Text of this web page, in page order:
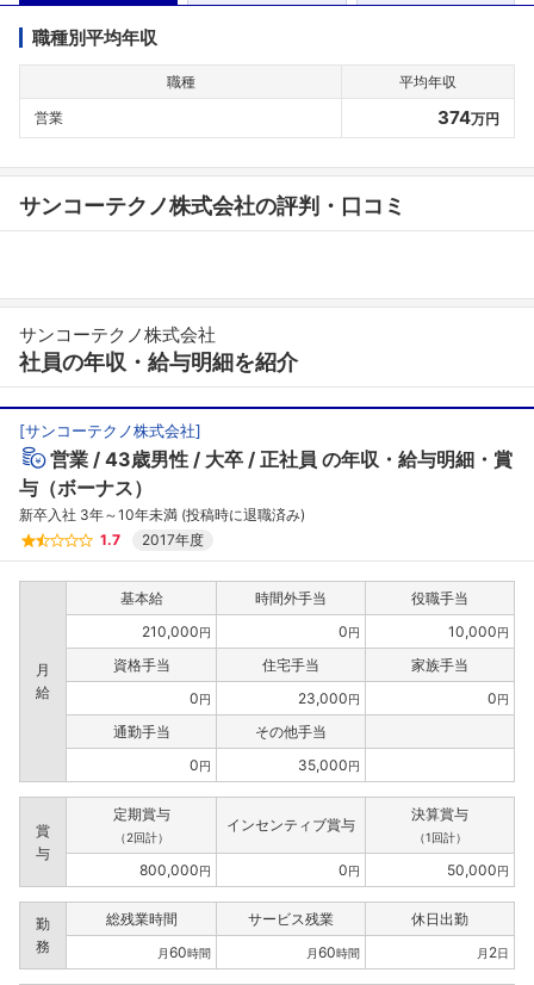
職種別平均年収
職種
平均年収
営業
374万円
サンコーテクノ株式会社の評判・口コミ
サンコーテクノ株式会社
社員の年収・給与明細を紹介
[サンコーテクノ株式会社]
営業 43歳男性 大卒 正社員 の年収・給与明細・賞
与（ボーナス）
新卒入社 3年～10年未満 (投稿時に退職済み)
1.7
2017年度
月
給
基本給 時間外手当
役職手当
210,000円 0円 10,000円
資格手当 住宅手当
家族手当
0円 23,000円 0円
通勤手当
その他手当
0円 35,000円
賞
与
定期賞与
（2回計）
インセンティブ賞与
決算賞与
（1回計）
800,000円 0円 50,000円
勤
務
総残業時間 サービス残業 休日出勤
月60時間 月60時間 月 2日